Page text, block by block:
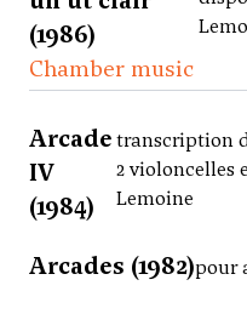
(1986)
Chamber music
Arcade
IV
(1984)
transcription
2 violoncelles
Lemoine
Arcades (1982)pour